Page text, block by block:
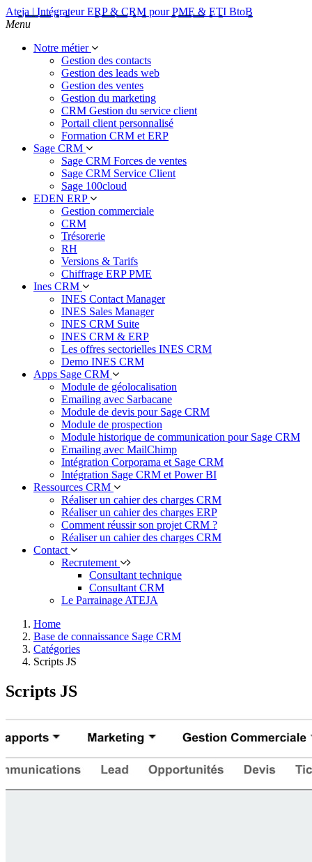
Ateja | Intégrateur ERP & CRM pour PME & ETI BtoB
Menu
Notre métier
Gestion des contacts
Gestion des leads web
Gestion des ventes
Gestion du marketing
CRM Gestion du service client
Portail client personnalisé
Formation CRM et ERP
Sage CRM
Sage CRM Forces de ventes
Sage CRM Service Client
Sage 100cloud
EDEN ERP
Gestion commerciale
CRM
Trésorerie
RH
Versions & Tarifs
Chiffrage ERP PME
Ines CRM
INES Contact Manager
INES Sales Manager
INES CRM Suite
INES CRM & ERP
Les offres sectorielles INES CRM
Demo INES CRM
Apps Sage CRM
Module de géolocalisation
Emailing avec Sarbacane
Module de devis pour Sage CRM
Module de prospection
Module historique de communication pour Sage CRM
Emailing avec MailChimp
Intégration Corporama et Sage CRM
Intégration Sage CRM et Power BI
Ressources CRM
Réaliser un cahier des charges CRM
Réaliser un cahier des charges ERP
Comment réussir son projet CRM ?
Réaliser un cahier des charges CRM
Contact
Recrutement
Consultant technique
Consultant CRM
Le Parrainage ATEJA
Home
Base de connaissance Sage CRM
Catégories
Scripts JS
Scripts JS